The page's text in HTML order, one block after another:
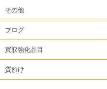
その他
ブログ
買取強化品目
質預け